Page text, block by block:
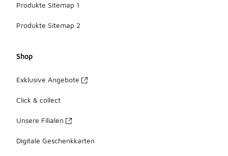
Produkte Sitemap 1
Produkte Sitemap 2
Shop
Exklusive Angebote
Click & collect
Unsere Filialen
Digitale Geschenkkarten